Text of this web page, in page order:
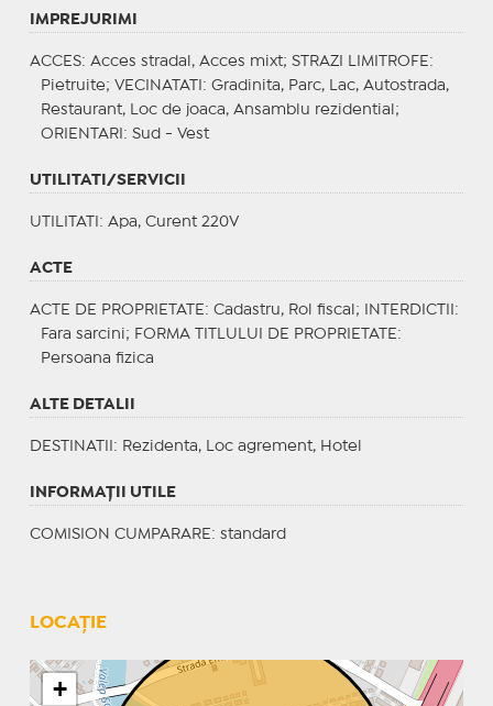
IMPREJURIMI
ACCES: Acces stradal, Acces mixt; STRAZI LIMITROFE :
Pietruite; VECINATATI : Gradinita, Parc, Lac, Autostrada,
Restaurant, Loc de joaca, Ansamblu rezidential;
ORIENTARI : Sud - Vest
UTILITATI/SERVICII
UTILITATI : Apa, Curent 220V
ACTE
ACTE DE PROPRIETATE : Cadastru, Rol fiscal; INTERDICTII :
Fara sarcini; FORMA TITLULUI DE PROPRIETATE :
Persoana fizica
ALTE DETALII
DESTINATII : Rezidenta, Loc agrement, Hotel
INFORMAŢII UTILE
COMISION CUMPARARE: standard
LOCAȚIE
+